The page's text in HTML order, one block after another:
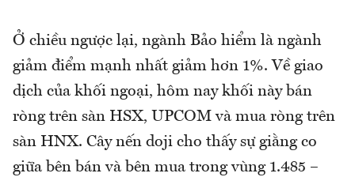
Ở chiều ngược lại, ngành Bảo hiểm là ngành
giảm điểm mạnh nhất giảm hơn 1%. Về giao
dịch của khối ngoại, hôm nay khối này bán
ròng trên sàn HSX, UPCOM và mua ròng trên
sàn HNX. Cây nến doji cho thấy sự giằng co
giữa bên bán và bên mua trong vùng 1.485 –